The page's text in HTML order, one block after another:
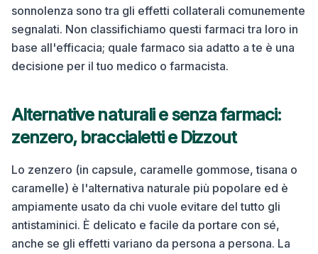
sonnolenza sono tra gli effetti collaterali comunemente
segnalati. Non classifichiamo questi farmaci tra loro in
base all'efficacia; quale farmaco sia adatto a te è una
decisione per il tuo medico o farmacista.
Alternative naturali e senza farmaci:
zenzero, braccialetti e Dizzout
Lo zenzero (in capsule, caramelle gommose, tisana o
caramelle) è l'alternativa naturale più popolare ed è
ampiamente usato da chi vuole evitare del tutto gli
antistaminici. È delicato e facile da portare con sé,
anche se gli effetti variano da persona a persona. La